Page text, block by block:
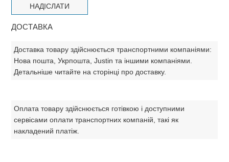
ДОСТАВКА
Доставка товару здійснюється транспортними компаніями:
Нова пошта, Укрпошта, Justin та іншими компаніями.
Детальніше читайте на сторінці про доставку.
Оплата товару здійснюється готівкою і доступними
сервісами оплати транспортних компаній, такі як
накладений платіж.